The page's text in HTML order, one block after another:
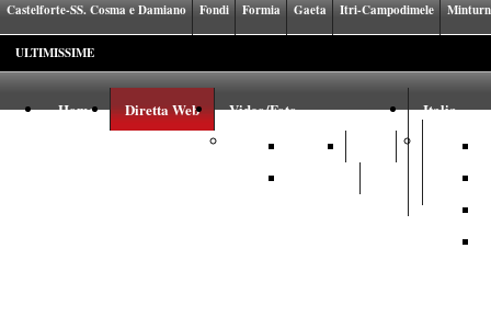
Castelforte-SS. Cosma e Damiano Fondi Formia Gaeta Itri-Campodimele
ULTIMISSIME
Home Diretta Web
Video/Foto
Video
Italia